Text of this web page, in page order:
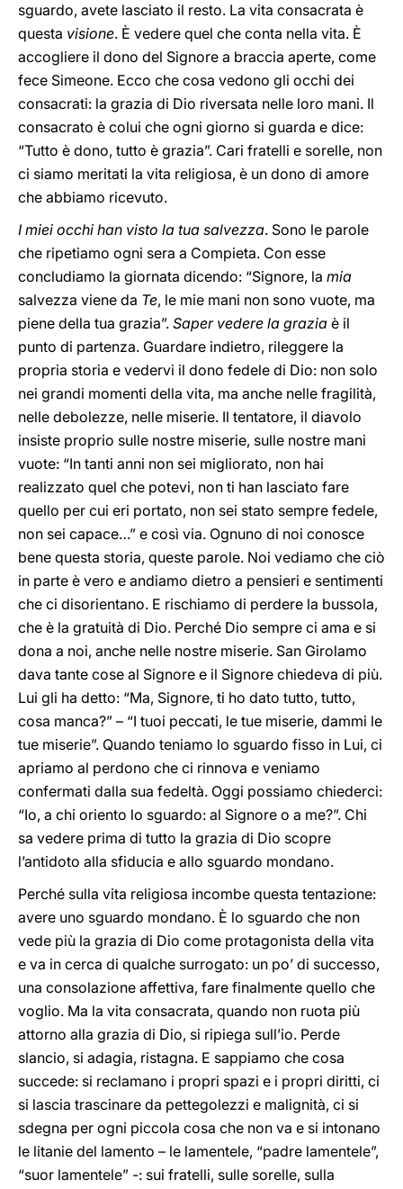
sguardo, avete lasciato il resto. La vita consacrata è
questa visione. È vedere quel che conta nella vita. È
accogliere il dono del Signore a braccia aperte, come
fece Simeone. Ecco che cosa vedono gli occhi dei
consacrati: la grazia di Dio riversata nelle loro mani. Il
consacrato è colui che ogni giorno si guarda e dice:
“Tutto è dono, tutto è grazia”. Cari fratelli e sorelle, non
ci siamo meritati la vita religiosa, è un dono di amore
che abbiamo ricevuto.
I miei occhi han visto la tua salvezza. Sono le parole
che ripetiamo ogni sera a Compieta. Con esse
concludiamo la giornata dicendo: “Signore, la mia
salvezza viene da Te, le mie mani non sono vuote, ma
piene della tua grazia”. Saper vedere la grazia è il
punto di partenza. Guardare indietro, rileggere la
propria storia e vedervi il dono fedele di Dio: non solo
nei grandi momenti della vita, ma anche nelle fragilità,
nelle debolezze, nelle miserie. Il tentatore, il diavolo
insiste proprio sulle nostre miserie, sulle nostre mani
vuote: “In tanti anni non sei migliorato, non hai
realizzato quel che potevi, non ti han lasciato fare
quello per cui eri portato, non sei stato sempre fedele,
non sei capace…” e così via. Ognuno di noi conosce
bene questa storia, queste parole. Noi vediamo che ciò
in parte è vero e andiamo dietro a pensieri e sentimenti
che ci disorientano. E rischiamo di perdere la bussola,
che è la gratuità di Dio. Perché Dio sempre ci ama e si
dona a noi, anche nelle nostre miserie. San Girolamo
dava tante cose al Signore e il Signore chiedeva di più.
Lui gli ha detto: “Ma, Signore, ti ho dato tutto, tutto,
cosa manca?” – “I tuoi peccati, le tue miserie, dammi le
tue miserie”. Quando teniamo lo sguardo fisso in Lui, ci
apriamo al perdono che ci rinnova e veniamo
confermati dalla sua fedeltà. Oggi possiamo chiederci:
“Io, a chi oriento lo sguardo: al Signore o a me?”. Chi
sa vedere prima di tutto la grazia di Dio scopre
l’antidoto alla sfiducia e allo sguardo mondano.
Perché sulla vita religiosa incombe questa tentazione:
avere uno sguardo mondano. È lo sguardo che non
vede più la grazia di Dio come protagonista della vita
e va in cerca di qualche surrogato: un po’ di successo,
una consolazione affettiva, fare finalmente quello che
voglio. Ma la vita consacrata, quando non ruota più
attorno alla grazia di Dio, si ripiega sull’io. Perde
slancio, si adagia, ristagna. E sappiamo che cosa
succede: si reclamano i propri spazi e i propri diritti, ci
si lascia trascinare da pettegolezzi e malignità, ci si
sdegna per ogni piccola cosa che non va e si intonano
le litanie del lamento – le lamentele, “padre lamentele”,
“suor lamentele” -: sui fratelli, sulle sorelle, sulla